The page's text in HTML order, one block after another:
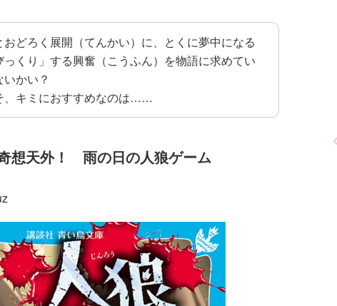
おどろく展開（てんかい）に、とくに夢中になる
っくり」する興奮（こうふん）を物語に求めてい
かい？
、キミにおすすめなのは……
想天外！ 雨の日の人狼ゲーム
とひかり
かわいく（なく）て
ごめん お悩み相談
ノート １～１０巻
合本版
探偵チームＫＺ事件